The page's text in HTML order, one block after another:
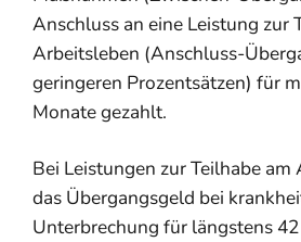
Anschluss an eine Leistung zur
Arbeitsleben (Anschluss-
geringeren Prozentsätzen) für
Monate gezahlt.
Bei Leistungen zur Teilhabe
das Übergangsgeld bei
Unterbrechung für längstens 42